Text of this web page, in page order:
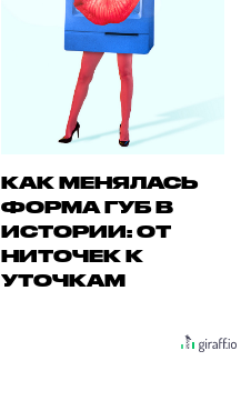
КАК МЕНЯЛАСЬ
ФОРМА ГУБ В
ИСТОРИИ: ОТ
НИТОЧЕК К
УТОЧКАМ